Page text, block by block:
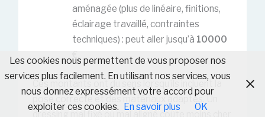
aménagée (plus de linéaire, finitions,
éclairage travaillé, contraintes
techniques) : peut aller jusqu’à 10000
€.
Ces montants ont du sens lorsqu’ils incluent la
pose correcte et des matériaux adaptés. Un
dressing mal fixé ou mal aligné coûte moins cher
Les cookies nous permettent de vous proposer nos
services plus facilement. En utilisant nos services, vous
nous donnez expressément votre accord pour
exploiter ces cookies. En savoir plus OK